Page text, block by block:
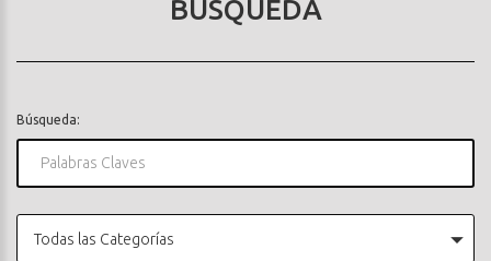
BÚSQUEDA
Búsqueda:
Todas las Categorías